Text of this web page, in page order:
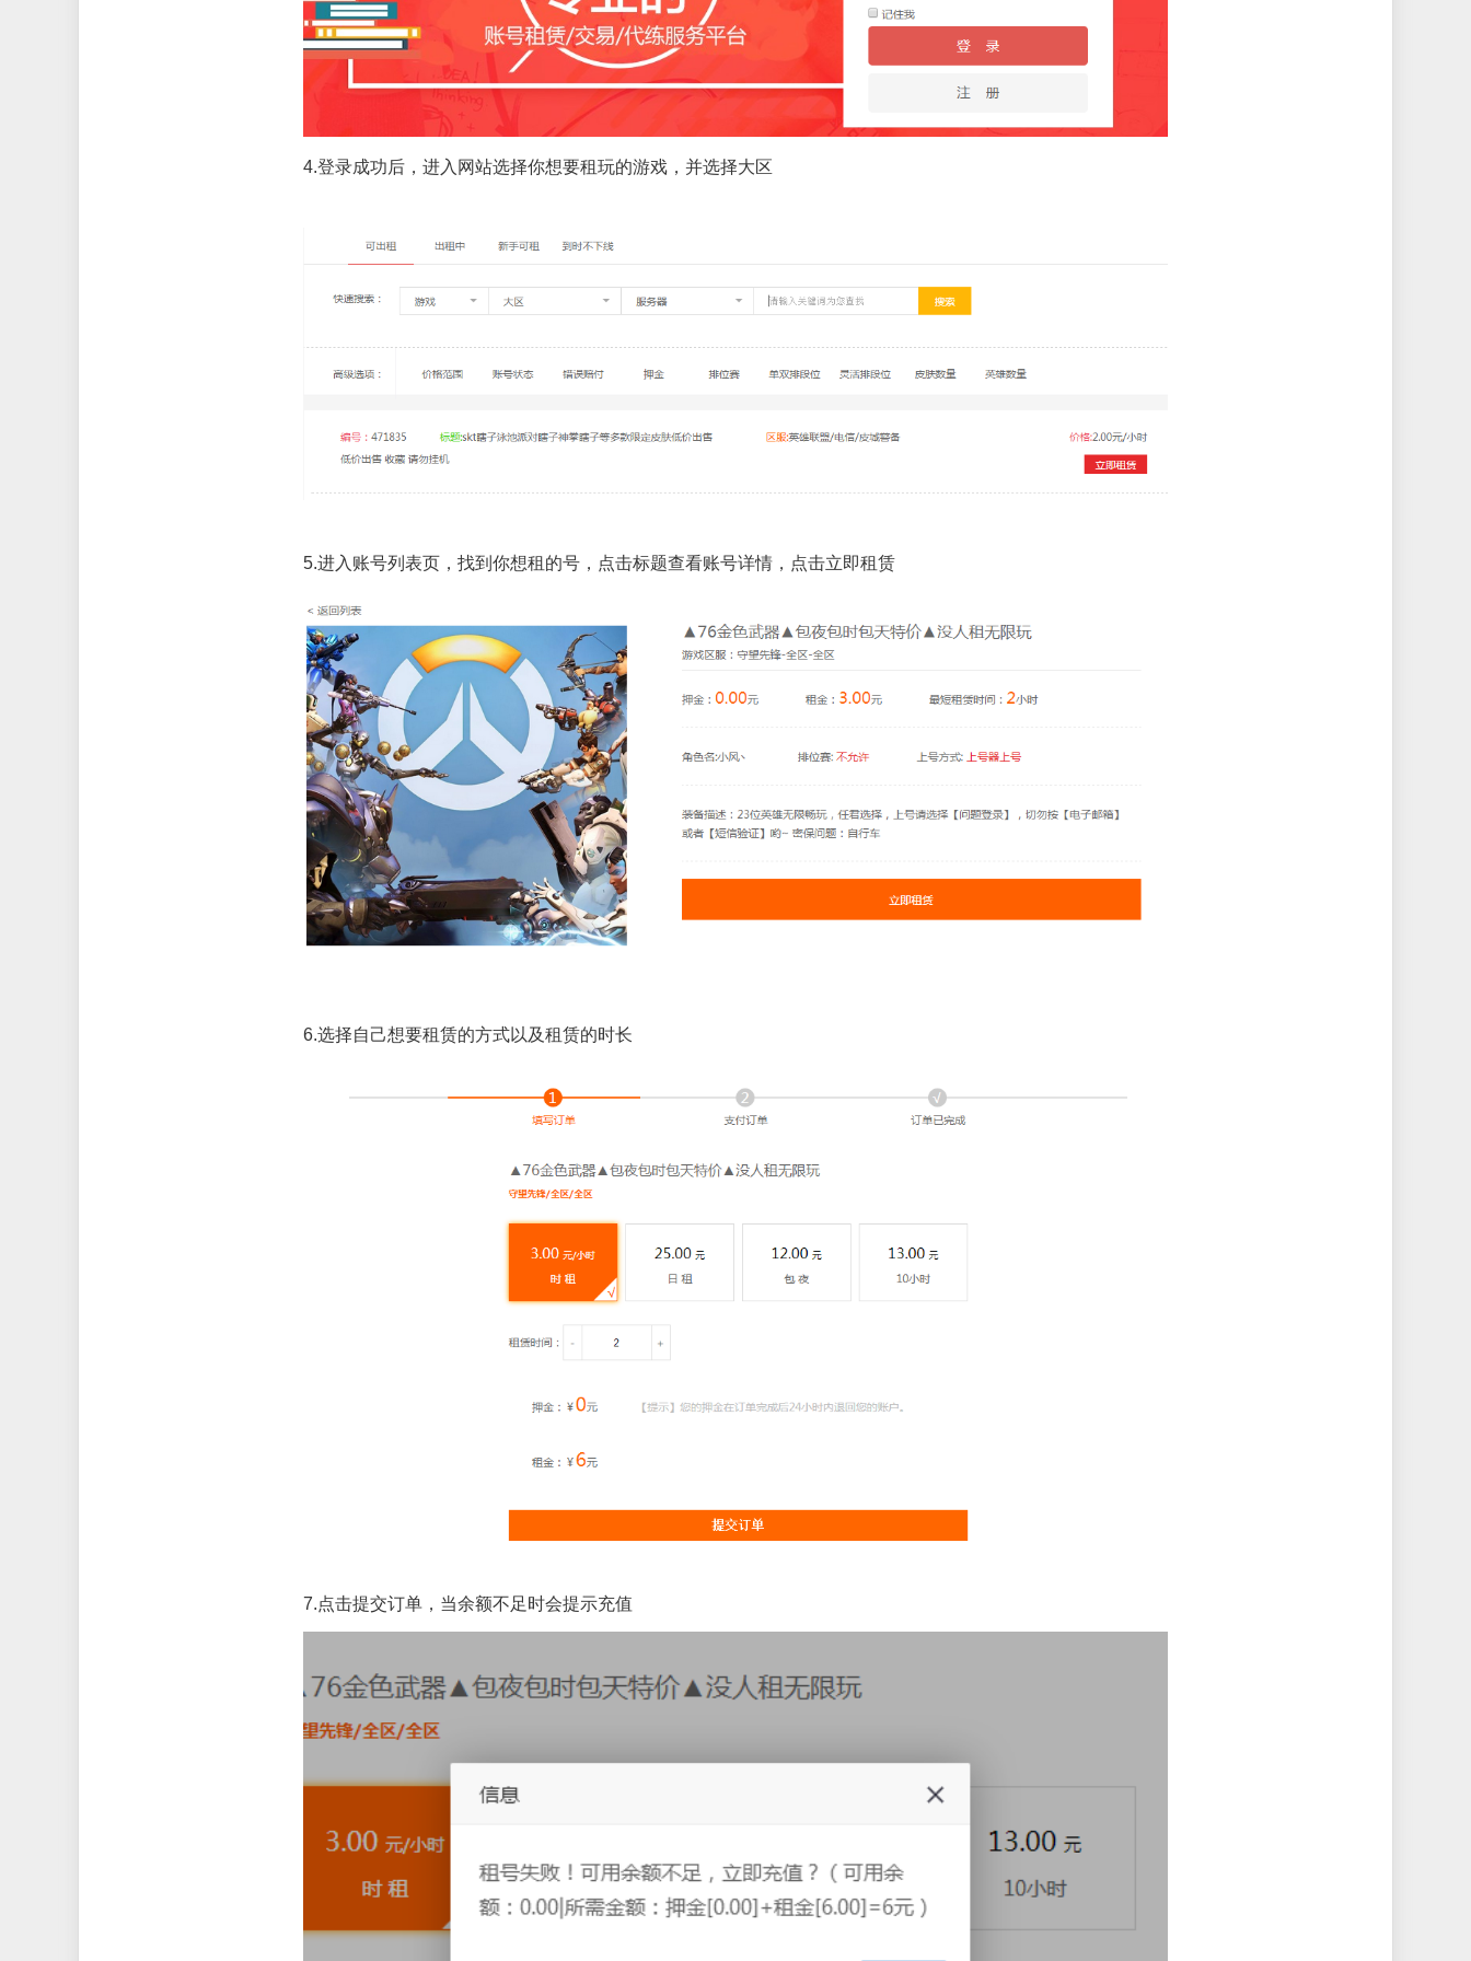
4.登录成功后，进入网站选择你想要租玩的游戏，并选择大区
5.进入账号列表页，找到你想租的号，点击标题查看账号详情，点击立即租赁
6.选择自己想要租赁的方式以及租赁的时长
7.点击提交订单，当余额不足时会提示充值